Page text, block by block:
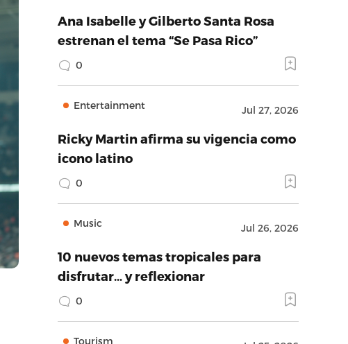
Ana Isabelle y Gilberto Santa Rosa
estrenan el tema “Se Pasa Rico”
0
Entertainment Jul 27, 2026
Ricky Martin afirma su vigencia como
icono latino
0
Music Jul 26, 2026
10 nuevos temas tropicales para
disfrutar… y reflexionar
0
Tourism